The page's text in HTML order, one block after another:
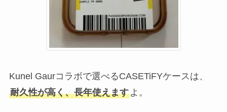
Kunel Gaurコラボで選べるCASETiFYケースは、
耐久性が高く、長年使えますよ。